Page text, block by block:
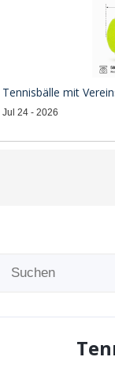
Tennisbälle mit
Jul 24 - 2026